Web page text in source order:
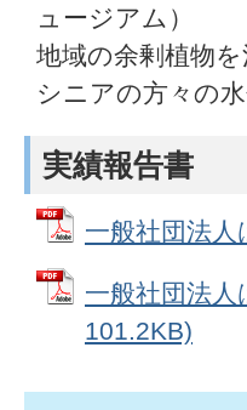
ュージアム）
地域の余剰植物
シニアの方々の
実績報告書
一般社団法
一般社団法
101.2KB)